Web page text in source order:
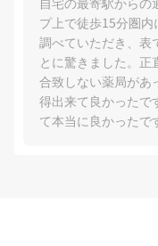
プ上で徒歩15分圏
調べていただき、表
とに驚きました。
合致しない薬局があ
得出来て良かったで
て本当に良かったで